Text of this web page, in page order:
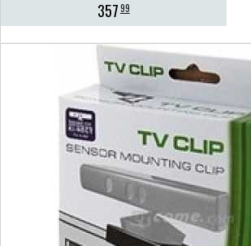
35799